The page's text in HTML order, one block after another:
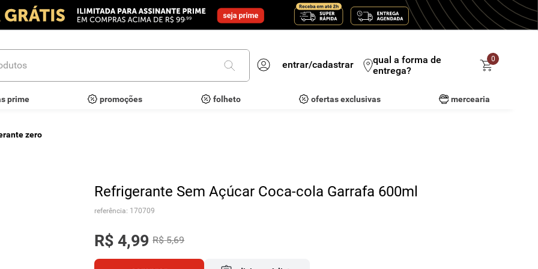
entrar/cadastrar
qual a forma de
entrega?
0
prime promoções folheto ofertas exclusivas mercearia
zero
Refrigerante Sem Açúcar Coca-cola Garrafa 600ml
referência: 170709
R$ 4,99 R$ 5,69